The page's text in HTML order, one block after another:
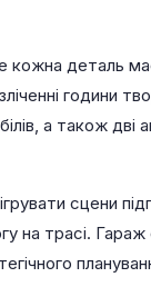
кожна деталь
години
а також дві
сцени
на трасі.